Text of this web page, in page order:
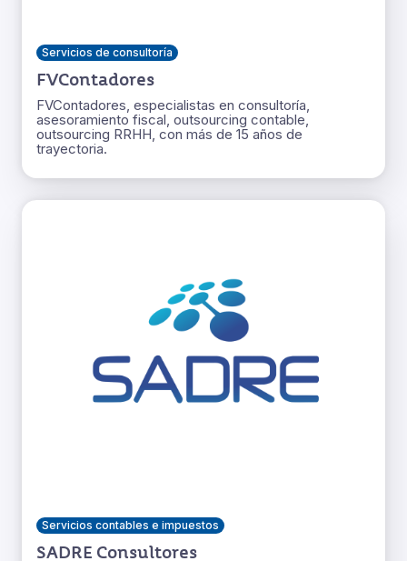
Servicios de consultoría
FVContadores
FVContadores, especialistas en consultoría,
asesoramiento fiscal, outsourcing contable,
outsourcing RRHH, con más de 15 años de
trayectoria.
Servicios contables e impuestos
SADRE Consultores